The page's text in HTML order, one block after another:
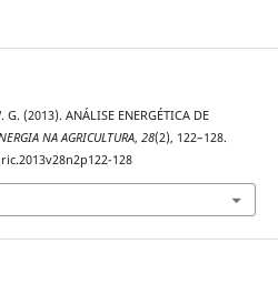
(2013). ANÁLISE ENERGÉTICA DE
NA AGRICULTURA, 28(2), 122–128.
128